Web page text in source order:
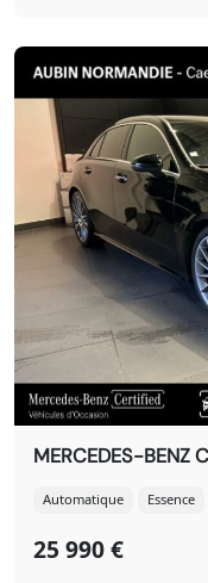
MERCEDES-BENZ
Automatique Essence
25 990 €